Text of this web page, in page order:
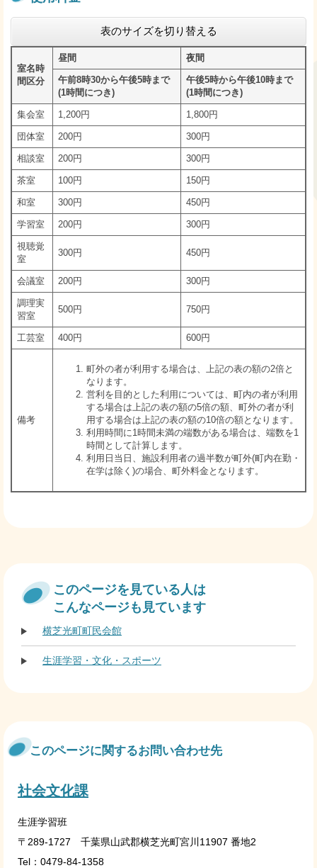
表のサイズを切り替える
室名時
間区分
昼間 夜間
午前8時30から午後5時まで
(1時間につき)
午後5時から午後10時まで
(1時間につき)
集会室 1,200円 1,800円
団体室 200円 300円
相談室 200円 300円
茶室 100円 150円
和室 300円 450円
学習室 200円 300円
視聴覚
室
300円 450円
会議室 200円 300円
調理実
習室
500円 750円
工芸室 400円 600円
備考
町外の者が利用する場合は、上記の表の額の2倍と
なります。
営利を目的とした利用については、町内の者が利用
する場合は上記の表の額の5倍の額、町外の者が利
用する場合は上記の表の額の10倍の額となります。
利用時間に1時間未満の端数がある場合は、端数を1
時間として計算します。
利用日当日、施設利用者の過半数が町外(町内在勤・
在学は除く)の場合、町外料金となります。
このページを見ている人は
こんなページも見ています
横芝光町町民会館
生涯学習・文化・スポーツ
このページに関するお問い合わせ先
社会文化課
生涯学習班
〒289-1727 千葉県山武郡横芝光町宮川11907 番地2
Tel：0479-84-1358